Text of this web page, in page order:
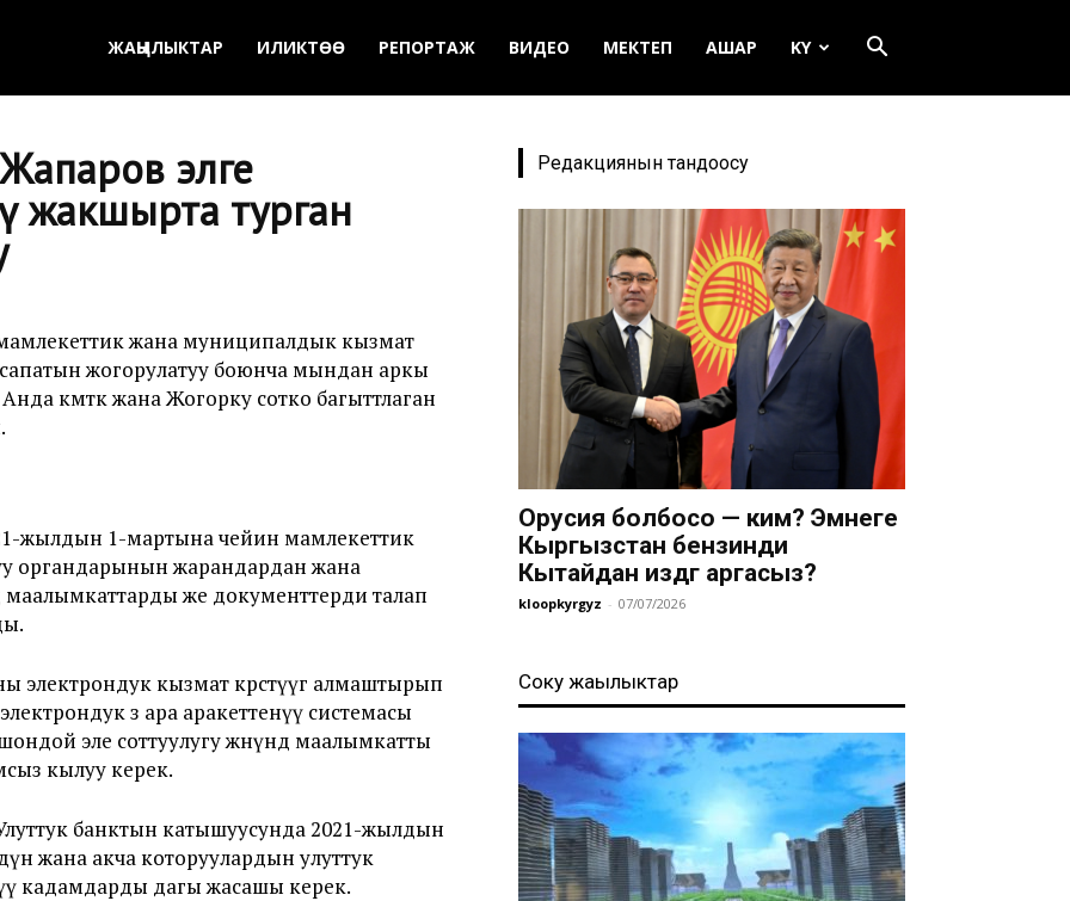
ЖАҢЫЛЫКТАР ИЛИКТӨӨ РЕПОРТАЖ ВИДЕО МЕКТЕП АШАР KY
элге
жакшырта турган
жана муниципалдык кызмат
сапатын жогорулатуу боюнча мындан аркы
Анда өкмөткө жана Жогорку сотко багыттлаган
жылдын 1-мартына чейин мамлекеттик
органдарынын жарандардан жана
маалымкаттарды же документтерди талап
кызмат көрсөтүүгө алмаштырып
өз ара аракеттенүү системасы
эле соттуулугу жөнүндө маалымкатты
кылуу керек.
банктын катышуусунда 2021-жылдын
жана акча которуулардын улуттук
кадамдарды дагы жасашы керек.
Редакциянын тандоосу
Орусия болбосо — ким? Эмнеге
Кыргызстан бензинди
Кытайдан издөөгө аргасыз?
kloopkyrgyz - 07/07/2026
Соңку жаңылыктар